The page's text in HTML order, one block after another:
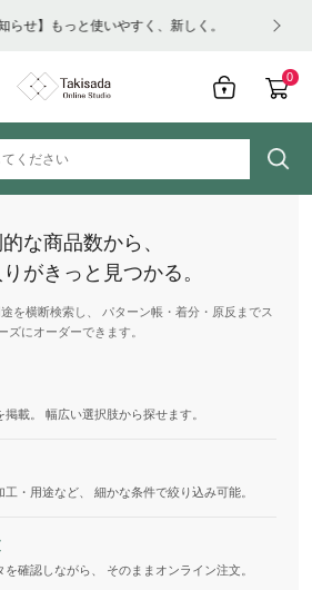
らせ】もっと使いやすく、新しく。
0
な商品数から、
がきっと見つかる。
を横断検索し、 パターン帳・着分・原反までス
ズにオーダーできます。
載。 幅広い選択肢から探せます。
・用途など、 細かな条件で絞り込み可能。
確認しながら、 そのままオンライン注文。